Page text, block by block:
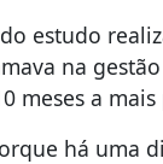
estudo
na
meses a
há uma